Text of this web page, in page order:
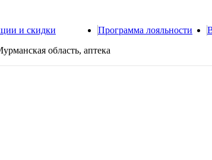
и скидки Программа лояльности
область, аптека